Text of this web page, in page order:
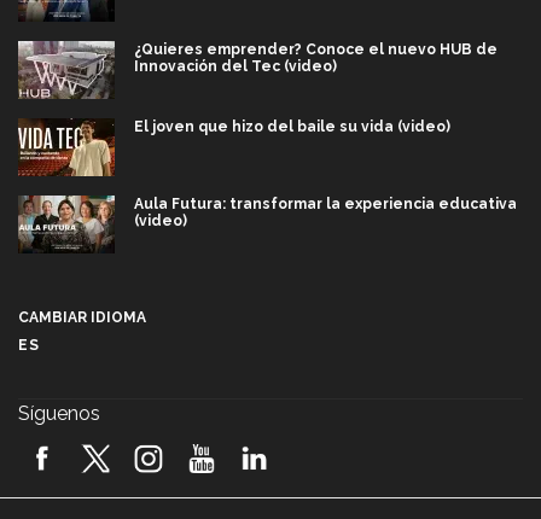
¿Quieres emprender? Conoce el nuevo HUB de
Innovación del Tec (video)
El joven que hizo del baile su vida (video)
Aula Futura: transformar la experiencia educativa
(video)
2026! (video)
CAMBIAR IDIOMA
ES
Síguenos